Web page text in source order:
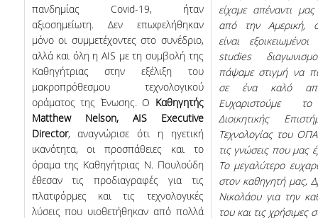
πανδημίας Covid-19, ήταν
αξιοσημείωτη. Δεν επωφελήθηκαν
μόνο οι συμμετέχοντες στο συνέδριο,
αλλά και όλη η AIS με τη συμβολή της
Καθηγήτριας στην εξέλιξη του
μακροπρόθεσμου τεχνολογικού
οράματος της Ένωσης. Ο Καθηγητής
Matthew
Nelson, AIS
Executive
Director, αναγνώρισε ότι η ηγετική
ικανότητα, οι προσπάθειες και το
όραμα της Καθηγήτριας Ν. Πουλούδη
έθεσαν τις προδιαγραφές για τις
πλατφόρμες και τις τεχνολογικές
λύσεις που υιοθετήθηκαν από πολλά
είχαμε απέναντι μας
από την Αμερική,
είναι
studies
πάψαμε στιγμή να
σε ένα καλό
Ευχαριστούμε
Διοικητικής
Τεχνολογίας του
τις γνώσεις που μας
Το μεγαλύτερο
στον καθηγητή μας,
Νικολάου για την
του και τις χρήσιμες